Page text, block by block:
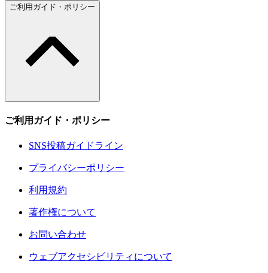
ご利用ガイド・ポリシー
ご利用ガイド・ポリシー
SNS投稿ガイドライン
プライバシーポリシー
利用規約
著作権について
お問い合わせ
ウェブアクセシビリティについて